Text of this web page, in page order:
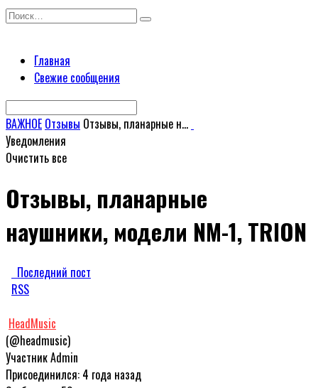
Перейти
Search
Главная
Свежие сообщения
ВАЖНОЕ Отзывы Отзывы, планарные н...
Уведомления
Очистить все
Отзывы, планарные
наушники, модели NM-1, TRION
Последний пост
RSS
HeadMusic
(@headmusic)
УчастникAdmin
Присоединился: 4 года назад